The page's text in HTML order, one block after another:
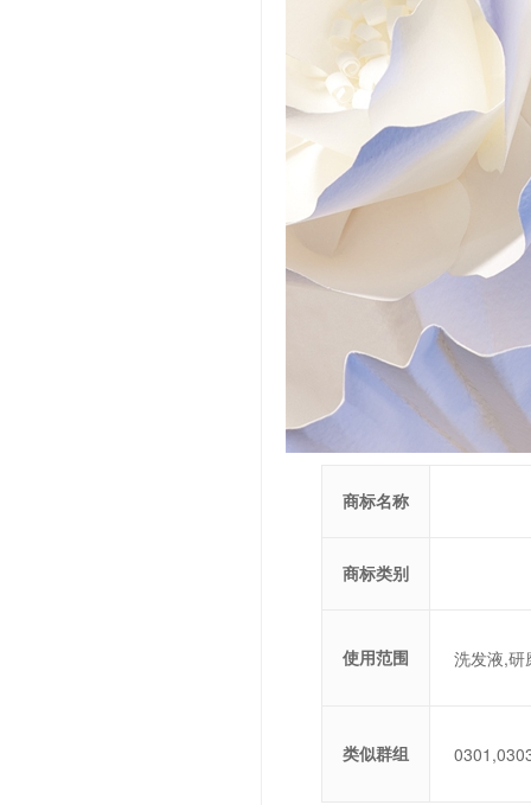
商标名称
商标类别
使用范围 洗发液,研
类似群组